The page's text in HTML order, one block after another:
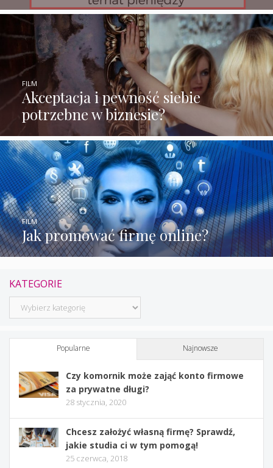
Akceptacja i pewność siebie
potrzebne w biznesie?
FILM
Jak promować firmę online?
FILM
KATEGORIE
Kategorie
Popularne Najnowsze
Czy komornik może zająć konto firmowe
za prywatne długi?
28 stycznia, 2020
Chcesz założyć własną firmę? Sprawdź,
jakie studia ci w tym pomogą!
25 czerwca, 2018